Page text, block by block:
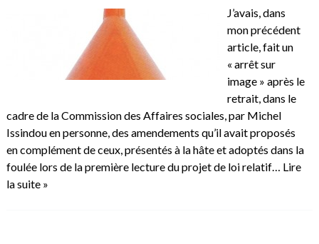
J’avais, dans
mon précédent
article, fait un
« arrêt sur
image » après le
retrait, dans le
cadre de la Commission des Affaires sociales, par Michel
Issindou en personne, des amendements qu’il avait proposés
en complément de ceux, présentés à la hâte et adoptés dans la
foulée lors de la première lecture du projet de loi relatif… Lire
la suite »